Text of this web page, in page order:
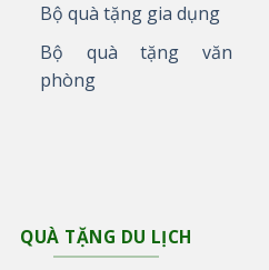
Bộ quà tặng gia dụng
Bộ quà tặng văn
phòng
QUÀ TẶNG DU LỊCH